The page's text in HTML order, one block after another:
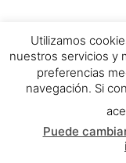
Utilizamos
nuestros servicios y
preferencias
navegación. Si
Puede